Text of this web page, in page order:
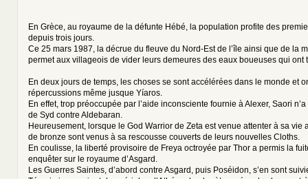
En Grèce, au royaume de la défunte Hébé, la population profite des
depuis trois jours.
Ce 25 mars 1987, la décrue du fleuve du Nord-Est de l’île ainsi que de la
permet aux villageois de vider leurs demeures des eaux boueuses qui ont
En deux jours de temps, les choses se sont accélérées dans le monde et
répercussions même jusque Yíaros.
En effet, trop préoccupée par l’aide inconsciente fournie à Alexer, Saori
de Syd contre Aldebaran.
Heureusement, lorsque le God Warrior de Zeta est venue attenter à sa vie
de bronze sont venus à sa rescousse couverts de leurs nouvelles Cloths.
En coulisse, la liberté provisoire de Freya octroyée par Thor a permis la
enquêter sur le royaume d’Asgard.
Les Guerres Saintes, d’abord contre Asgard, puis Poséidon, s’en sont